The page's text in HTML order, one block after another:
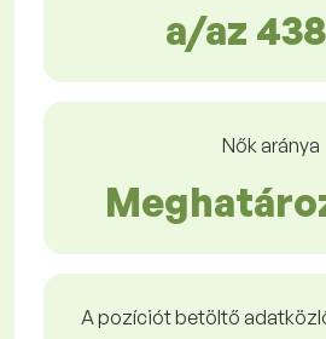
a/az
Nők aránya
A pozíciót betöltő